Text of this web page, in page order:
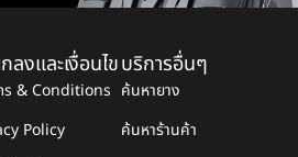
ลงและเงื่อนไข
& Conditions
Policy
บริการอื่นๆ
ค้นหายาง
ค้นหาร้านค้า